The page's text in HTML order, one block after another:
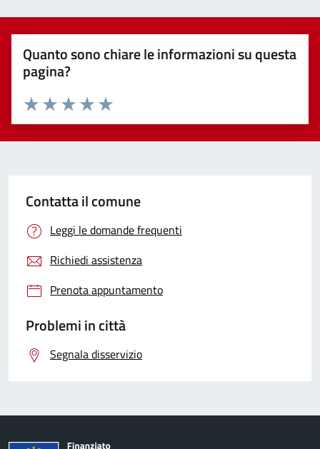
Quanto sono chiare le informazioni su questa
pagina?
Valuta 5 stelle su 5
Valuta 4 stelle su 5
Valuta 3 stelle su 5
Valuta 2 stelle su 5
Valuta 1 stelle su 5
Contatta il comune
Leggi le domande frequenti
Richiedi assistenza
Prenota appuntamento
Problemi in città
Segnala disservizio